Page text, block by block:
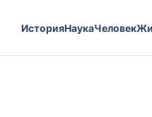
ИсторияНаукаЧеловек